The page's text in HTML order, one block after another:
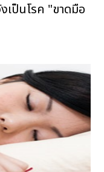
เป็นโรค "ขาดมือ